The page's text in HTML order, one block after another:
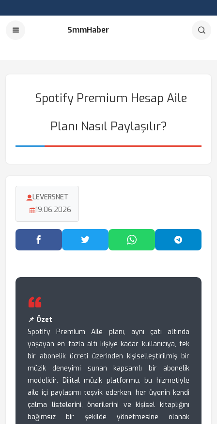
SmmHaber
Spotify Premium Hesap Aile
Planı Nasıl Paylaşılır?
LEVERSNET
19.06.2026
Facebook'ta PaylaşTwitter'da PaylaşWhatsApp'ta Paylaş
📌 Özet
Spotify Premium Aile planı, aynı çatı altında
yaşayan en fazla altı kişiye kadar kullanıcıya, tek
bir abonelik ücreti üzerinden kişiselleştirilmiş bir
müzik deneyimi sunan kapsamlı bir abonelik
modelidir. Dijital müzik platformu, bu hizmetiyle
aile içi paylaşımı teşvik ederken, her üyenin kendi
çalma listelerini, önerilerini ve kişisel kitaplığını
bağımsız bir şekilde yönetmesine olanak